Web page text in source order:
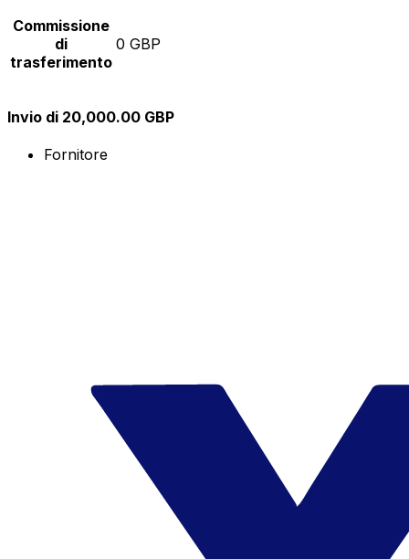
Commissione
di
trasferimento
0 GBP
Invio di 20,000.00 GBP
Fornitore